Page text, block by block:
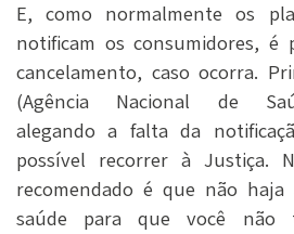
E, como normalmente os
notificam os consumidores, é
cancelamento, caso ocorra.
(Agência Nacional de
alegando a falta da
possível recorrer à Justiça.
recomendado é que não
saúde para que você não